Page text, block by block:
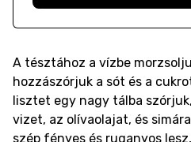
A tésztához a vízbe
hozzászórjuk a sót és a
lisztet egy nagy tálba
vizet, az olívaolajat, és
szép fényes és ruganyos